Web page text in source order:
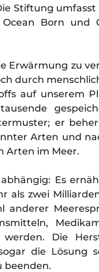
Stiftung
Ocean Born und
Erwärmung zu
durch
auf unserem
er
Arten und
Arten im Meer.
Es
zwei
anderer
Die
die Lösung
beenden.